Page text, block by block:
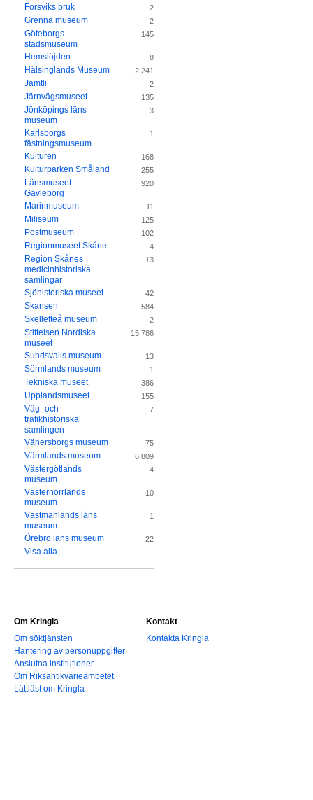
Forsviks bruk 2
Grenna museum 2
Göteborgs
stadsmuseum
145
Hemslöjden 8
Hälsinglands Museum 2 241
Jamtli 2
Järnvägsmuseet 135
Jönköpings läns
museum
3
Karlsborgs
fästningsmuseum
1
Kulturen 168
Kulturparken Småland 255
Länsmuseet
Gävleborg
920
Marinmuseum 11
Miliseum 125
Postmuseum 102
Regionmuseet Skåne 4
Region Skånes
medicinhistoriska
samlingar
13
Sjöhistoriska museet 42
Skansen 584
Skellefteå museum 2
Stiftelsen Nordiska
museet
15 786
Sundsvalls museum 13
Sörmlands museum 1
Tekniska museet 386
Upplandsmuseet 155
Väg- och
trafikhistoriska
samlingen
7
Vänersborgs museum 75
Värmlands museum 6 809
Västergötlands
museum
4
Västernorrlands
museum
10
Västmanlands läns
museum
1
Örebro läns museum 22
Visa alla
Om Kringla
Om söktjänsten
Hantering av personuppgifter
Anslutna institutioner
Om Riksantikvarieämbetet
Lättläst om Kringla
Kontakt
Kontakta Kringla